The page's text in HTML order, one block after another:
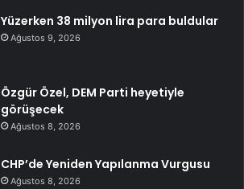
Yüzerken 38 milyon lira para buldular
Ağustos 9, 2026
Özgür Özel, DEM Parti heyetiyle
görüşecek
Ağustos 8, 2026
CHP’de Yeniden Yapılanma Vurgusu
Ağustos 8, 2026